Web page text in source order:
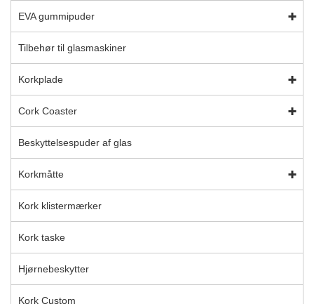
EVA gummipuder
Tilbehør til glasmaskiner
Korkplade
Cork Coaster
Beskyttelsespuder af glas
Korkmåtte
Kork klistermærker
Kork taske
Hjørnebeskytter
Kork Custom